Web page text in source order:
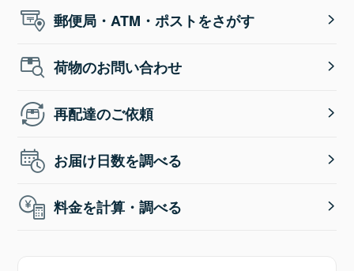
郵便局・ATM・ポストをさがす
荷物のお問い合わせ
再配達のご依頼
お届け日数を調べる
料金を計算・調べる